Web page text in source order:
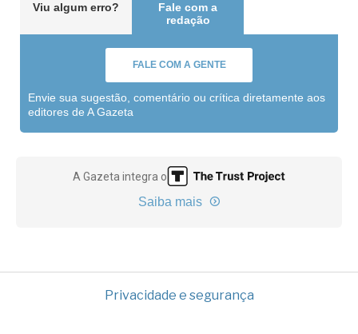
Viu algum erro?
Fale com a
redação
FALE COM A GENTE
Envie sua sugestão, comentário ou crítica diretamente aos
editores de A Gazeta
A Gazeta integra o
Saiba mais
Privacidade e segurança